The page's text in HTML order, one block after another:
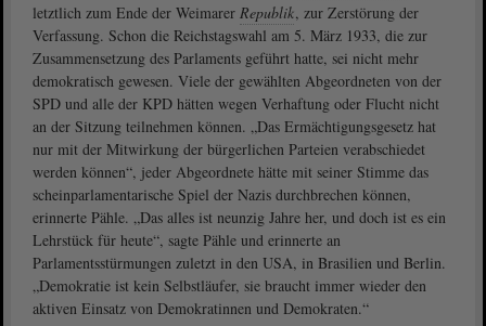
letztlich zum Ende der Weimarer Republik, zur Zerstörung der
Verfassung. Schon die Reichstagswahl am 5. März 1933, die zur
Zusammensetzung des Parlaments geführt hatte, sei nicht mehr
demokratisch gewesen. Viele der gewählten Abgeordneten von der
SPD und alle der KPD hätten wegen Verhaftung oder Flucht nicht
an der Sitzung teilnehmen können. „Das Ermächtigungsgesetz hat
nur mit der Mitwirkung der bürgerlichen Parteien verabschiedet
werden können“, jeder Abgeordnete hätte mit seiner Stimme das
scheinparlamentarische Spiel der Nazis durchbrechen können,
erinnerte Pähle. „Das alles ist neunzig Jahre her, und doch ist es ein
Lehrstück für heute“, sagte Pähle und erinnerte an
Parlamentsstürmungen zuletzt in den USA, in Brasilien und Berlin.
„Demokratie ist kein Selbstläufer, sie braucht immer wieder den
aktiven Einsatz von Demokratinnen und Demokraten.“